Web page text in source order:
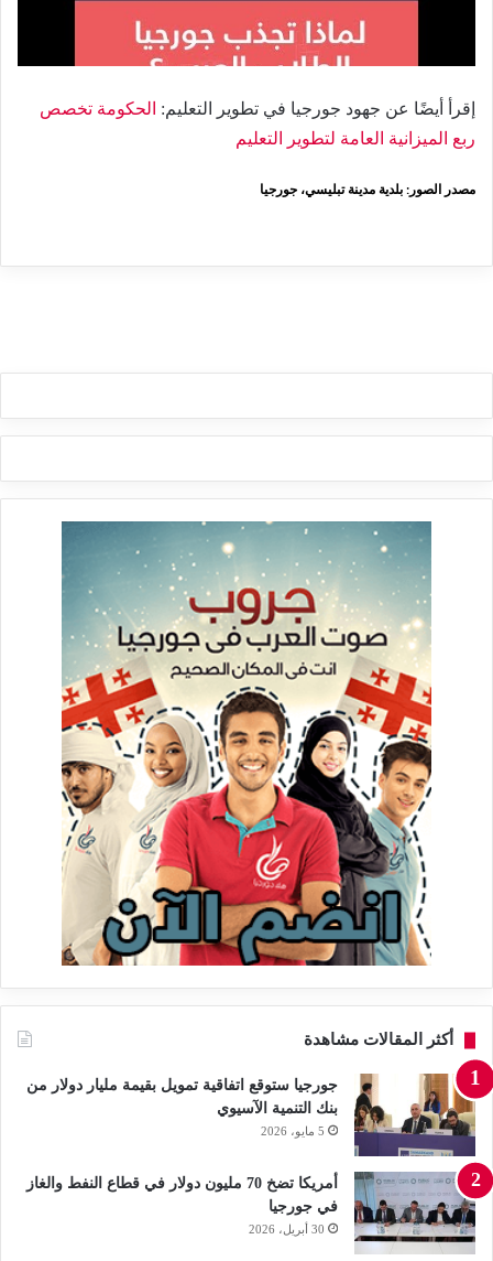
إقرأ أيضًا عن جهود جورجيا في تطوير التعليم: الحكومة تخصص
ربع الميزانية العامة لتطوير التعليم
مصدر الصور: بلدية مدينة تبليسي، جورجيا
أكثر المقالات مشاهدة
جورجيا ستوقع اتفاقية تمويل بقيمة مليار دولار من
بنك التنمية الآسيوي
5 مايو، 2026
أمريكا تضخ 70 مليون دولار في قطاع النفط والغاز
في جورجيا
30 أبريل، 2026